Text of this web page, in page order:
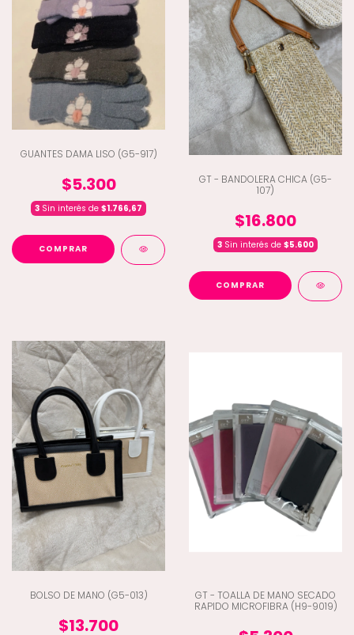
GUANTES DAMA LISO (G5-917)
$5.300
3 Sin interés de $1.766,67
COMPRAR
GT - BANDOLERA CHICA (G5-
107)
$16.800
3 Sin interés de $5.600
COMPRAR
BOLSO DE MANO (G5-013)
$13.700
GT - TOALLA DE MANO SECADO
RAPIDO MICROFIBRA (H9-9019)